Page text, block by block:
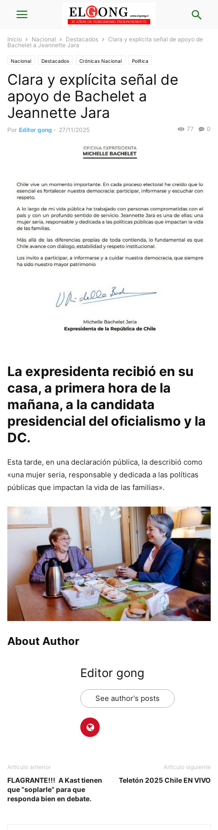
Inicio Nacional Destacados
Clara y explícita señal de apoyo de
Bachelet a Jeannette Jara
Nacional Destacados Crónicas Nacional Política
Clara y explícita señal de
apoyo de Bachelet a
Jeannette Jara
Por Editor gong - 27/11/2025 0
77
La expresidenta recibió en su
casa, a primera hora de la
mañana, a la candidata
presidencial del oficialismo y la
DC.
Esta tarde, en una declaración pública, la describió como
«una mujer seria, responsable y dedicada a las políticas
públicas que impactan la vida de las familias».
About Author
Editor gong
See author's posts
Artículo anterior
FLAGRANTE!!! A Kast tienen
que “soplarle” para que
responda bien en debate.
Artículo siguiente
Teletón 2025 Chile EN VIVO